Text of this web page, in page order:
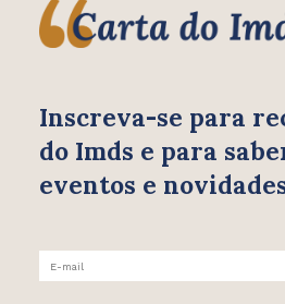
Inscreva-se para
do Imds e para
eventos e